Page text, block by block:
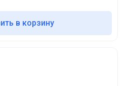
в корзину